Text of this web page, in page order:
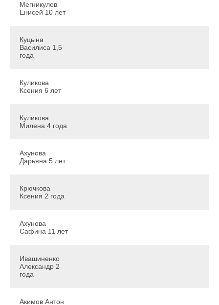
Мегникулов
Енисей 10 лет
Куцына
Василиса 1,5
года
Куликова
Ксения 6 лет
Куликова
Милена 4 года
Ахунова
Дарьяна 5 лет
Крючкова
Ксения 2 года
Ахунова
Сафина 11 лет
Ивашиненко
Александр 2
года
Акимов Антон